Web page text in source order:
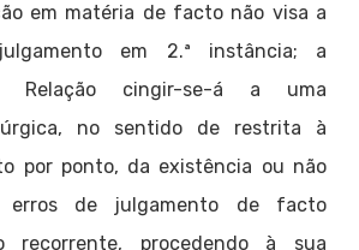
em matéria de facto não visa a
em 2.ª instância; a
Relação cingir-se-á a uma
no sentido de restrita à
por ponto, da existência ou não
erros de julgamento de facto
recorrente, procedendo à sua